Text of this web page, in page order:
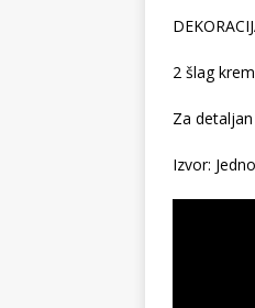
2 šlag
Za
Izvor: